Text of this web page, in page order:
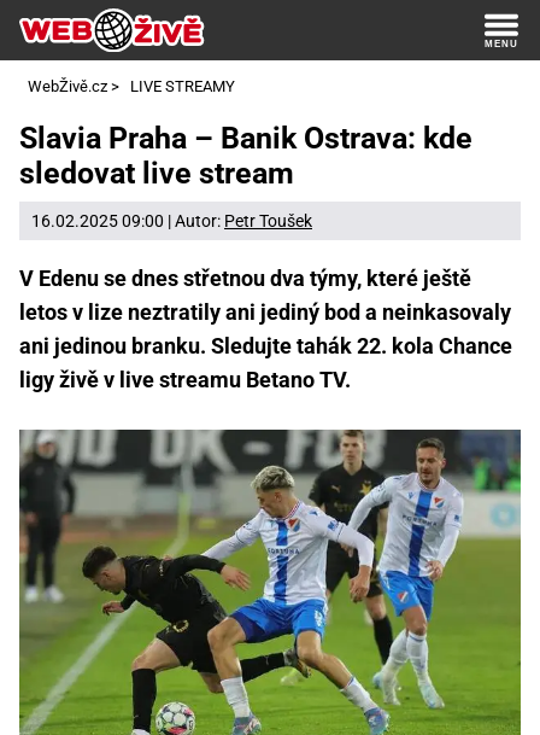
WebŽivě.cz > LIVE STREAMY
Slavia Praha – Banik Ostrava: kde
sledovat live stream
16.02.2025 09:00 | Autor: Petr Toušek
V Edenu se dnes střetnou dva týmy, které ještě
letos v lize neztratily ani jediný bod a neinkasovaly
ani jedinou branku. Sledujte tahák 22. kola Chance
ligy živě v live streamu Betano TV.